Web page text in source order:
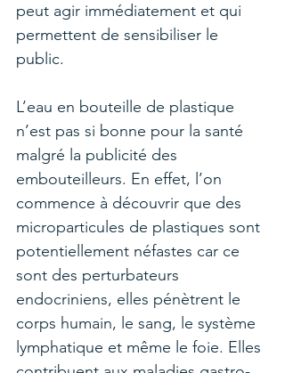
peut agir immédiatement et qui
permettent de sensibiliser le
public.
L’eau en bouteille de plastique
n’est pas si bonne pour la santé
malgré la publicité des
embouteilleurs. En effet, l’on
commence à découvrir que des
microparticules de plastiques sont
potentiellement néfastes car ce
sont des perturbateurs
endocriniens, elles pénètrent le
corps humain, le sang, le système
lymphatique et même le foie. Elles